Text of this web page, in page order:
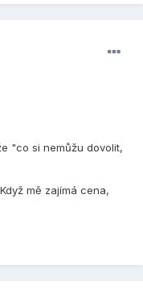
"co si nemůžu dovolit,
mě zajímá cena,